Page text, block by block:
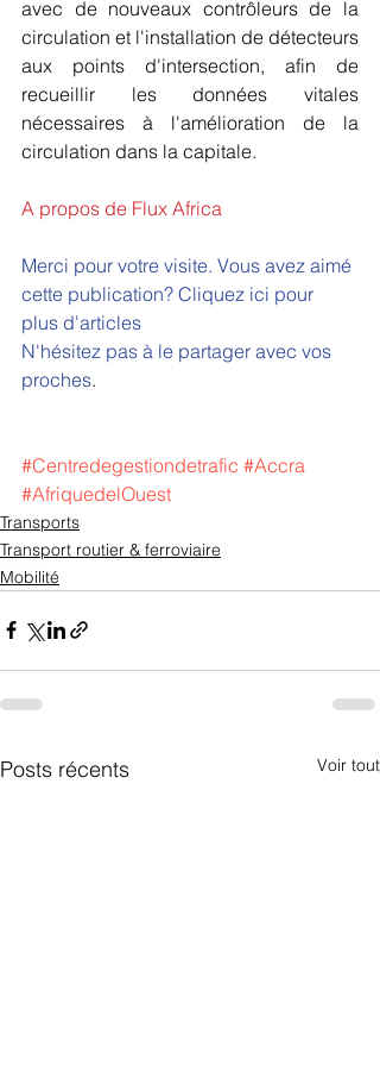
avec de nouveaux contrôleurs de la
circulation et l'installation de détecteurs
aux points d'intersection, afin de
recueillir les données vitales
nécessaires à l'amélioration de la
circulation dans la capitale.
A propos de Flux Africa
Merci pour votre visite. Vous avez aimé
cette publication? Cliquez ici pour
plus d'articles
N'hésitez pas à le partager avec vos
proches.
#Centredegestiondetrafic #Accra
#AfriquedelOuest
Transports
Transport routier & ferroviaire
Mobilité
Posts récents Voir tout